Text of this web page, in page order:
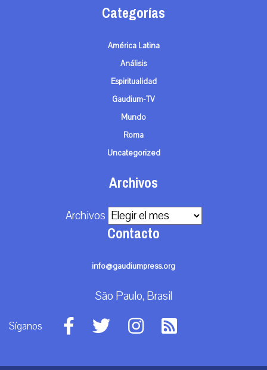
Categorías
América Latina
Análisis
Espiritualidad
Gaudium-TV
Mundo
Roma
Uncategorized
Archivos
Archivos
Contacto
info@gaudiumpress.org
São Paulo, Brasil
Síganos